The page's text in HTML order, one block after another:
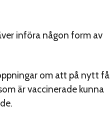
införa någon form av
om att på nytt få
är vaccinerade kunna